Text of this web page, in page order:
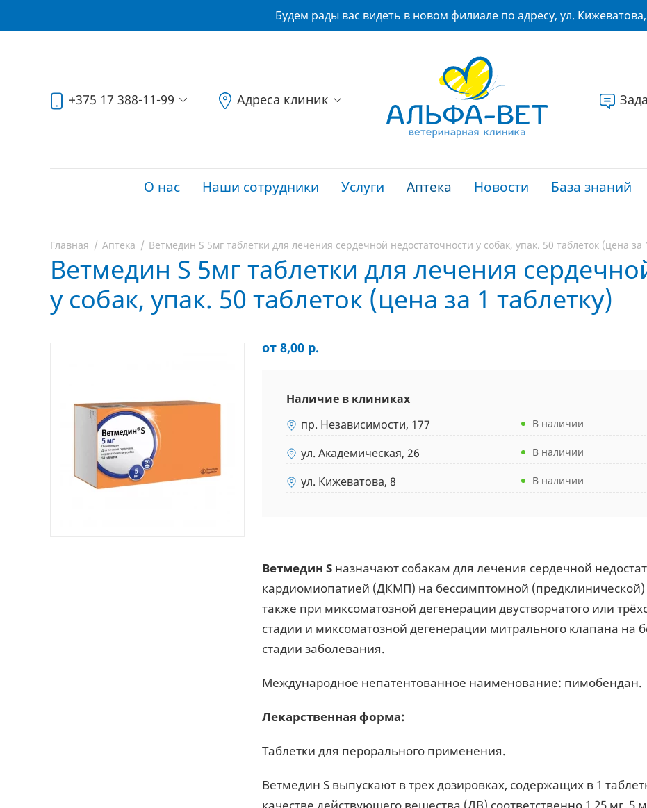
Будем рады вас видеть в новом филиале по адресу, ул.
+375 17 388-11-99 Адреса клиник
О нас Наши сотрудники Услуги Аптека Новости База знаний
Главная Аптека Ветмедин S 5мг таблетки для лечения сердечной недостаточности у собак, упак. 50 таблеток (цена за
Ветмедин S 5мг таблетки для лечения
у собак, упак. 50 таблеток (цена за 1 таблетку)
от 8,00 р.
Наличие в клиниках
пр. Независимости, 177
В наличии
ул. Академическая, 26
В наличии
ул. Кижеватова, 8
В наличии
Ветмедин S назначают собакам для лечения сердечной
кардиомиопатией (ДКМП) на бессимптомной (предклинической)
также при миксоматозной дегенерации двустворчатого или
стадии и миксоматозной дегенерации митрального клапана на
стадии заболевания.
Международное непатентованное наименование: пимобендан.
Лекарственная форма:
Таблетки для перорального применения.
Ветмедин S выпускают в трех дозировках, содержащих в 1